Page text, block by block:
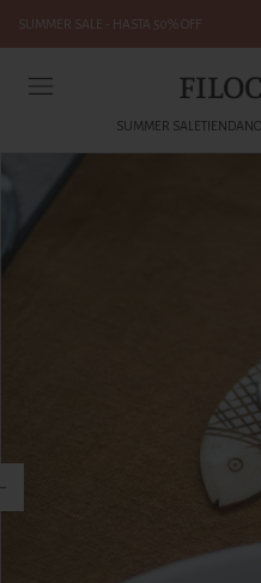
SUMMER SALE - HASTA 50% OFF
SUMMER SALETIENDA